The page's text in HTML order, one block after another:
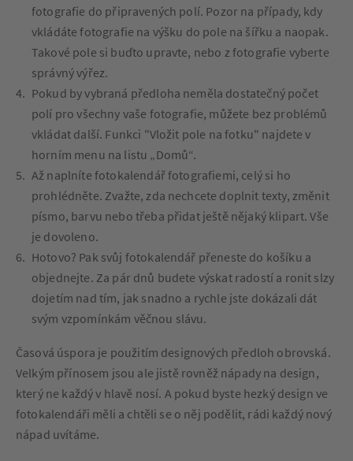
fotografie do připravených polí. Pozor na případy, kdy
vkládáte fotografie na výšku do pole na šířku a naopak.
Takové pole si buďto upravte, nebo z fotografie vyberte
správný výřez.
Pokud by vybraná předloha neměla dostatečný počet
polí pro všechny vaše fotografie, můžete bez problémů
vkládat další. Funkci "Vložit pole na fotku" najdete v
horním menu na listu „Domů“.
Až naplníte fotokalendář fotografiemi, celý si ho
prohlédněte. Zvažte, zda nechcete doplnit texty, změnit
písmo, barvu nebo třeba přidat ještě nějaký klipart. Vše
je dovoleno.
Hotovo? Pak svůj fotokalendář přeneste do košíku a
objednejte. Za pár dnů budete výskat radostí a ronit slzy
dojetím nad tím, jak snadno a rychle jste dokázali dát
svým vzpomínkám věčnou slávu.
Časová úspora je použitím designových předloh obrovská.
Velkým přínosem jsou ale jistě rovněž nápady na design,
který ne každý v hlavě nosí. A pokud byste hezký design ve
fotokalendáři měli a chtěli se o něj podělit, rádi každý nový
nápad uvítáme.